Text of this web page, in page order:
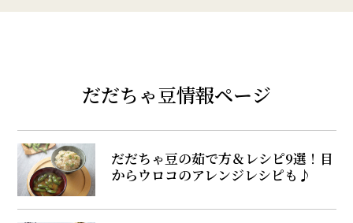
だだちゃ豆情報ページ
だだちゃ豆の茹で方＆レシピ9選！目
からウロコのアレンジレシピも♪